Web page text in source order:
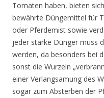
Tomaten haben, bieten
bewährte Düngemittel für
oder Pferdemist sowie
jeder starke Dünger muss
werden, da besonders bei
sonst die Wurzeln
einer Verlangsamung des
sogar zum Absterben der